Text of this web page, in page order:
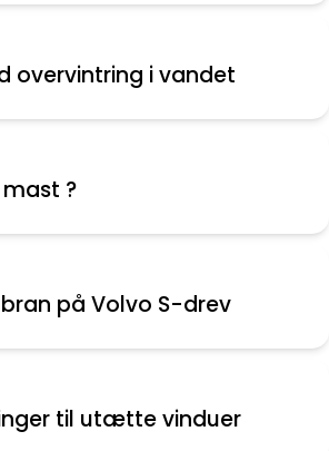
overvintring i vandet
mast ?
på Volvo S-drev
til utætte vinduer